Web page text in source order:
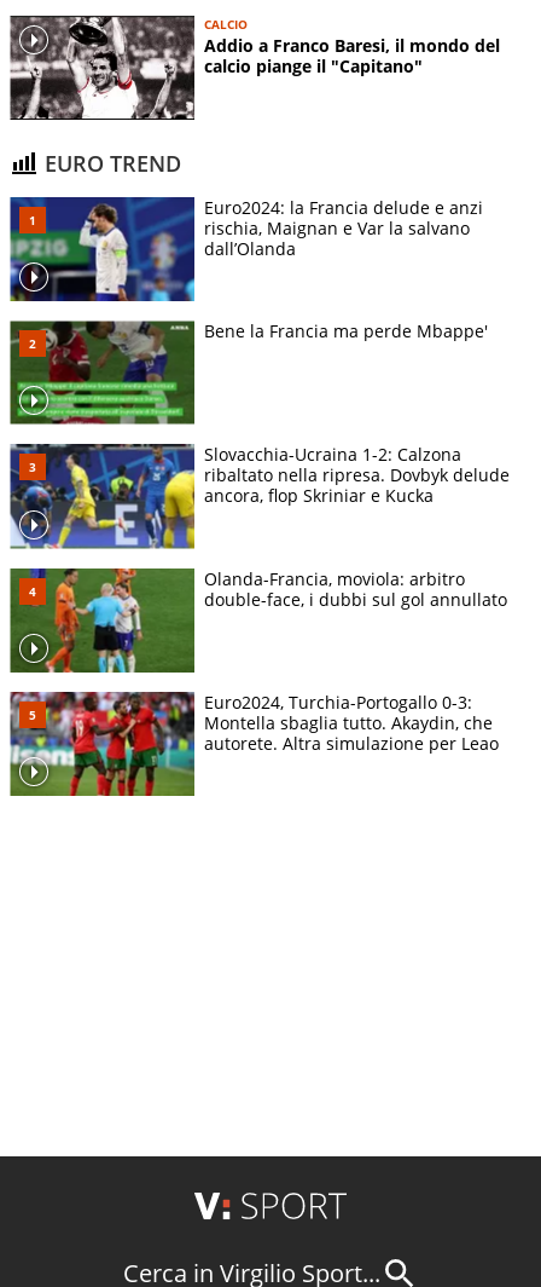
CALCIO
Addio a Franco Baresi, il mondo del
calcio piange il "Capitano"
EURO TREND
Euro2024: la Francia delude e anzi
rischia, Maignan e Var la salvano
dall’Olanda
Bene la Francia ma perde Mbappe'
Slovacchia-Ucraina 1-2: Calzona
ribaltato nella ripresa. Dovbyk delude
ancora, flop Skriniar e Kucka
Olanda-Francia, moviola: arbitro
double-face, i dubbi sul gol annullato
Euro2024, Turchia-Portogallo 0-3:
Montella sbaglia tutto. Akaydin, che
autorete. Altra simulazione per Leao
Cerca in Virgilio Sport...